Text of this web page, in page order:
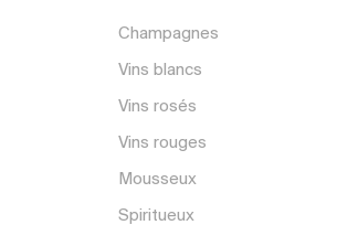
Champagnes
Vins blancs
Vins rosés
Vins rouges
Mousseux
Spiritueux